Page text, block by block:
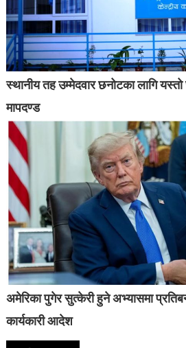
स्थानीय तह उम्मेदवार छनोटका लागि
मापदण्ड
अमेरिका पुगेर सुत्केरी हुने अभ्यासमा
कार्यकारी आदेश